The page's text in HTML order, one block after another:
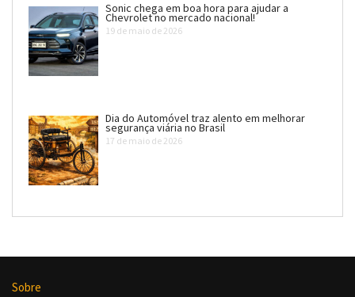
Sonic chega em boa hora para ajudar a
Chevrolet no mercado nacional!
19 de maio de 2026
Dia do Automóvel traz alento em melhorar
segurança viária no Brasil
17 de maio de 2026
Sobre